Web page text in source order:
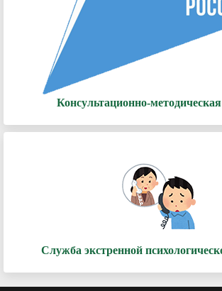
Консультационно-
Служба экстренной